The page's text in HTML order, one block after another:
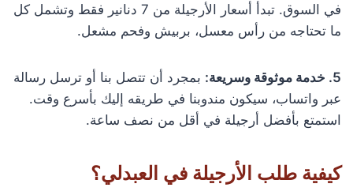
في السوق. تبدأ أسعار الأرجيلة من 7 دنانير فقط وتشمل كل
ما تحتاجه من رأس معسل، بربيش وفحم مشعل.
5. خدمة موثوقة وسريعة:
بمجرد أن تتصل بنا أو ترسل رسالة
عبر واتساب، سيكون مندوبنا في طريقه إليك بأسرع وقت.
استمتع بأفضل أرجيلة في أقل من نصف ساعة.
كيفية طلب الأرجيلة في العبدلي؟